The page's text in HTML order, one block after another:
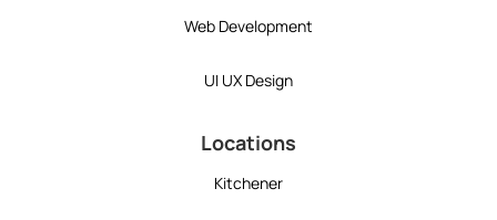
Web Development
UI UX Design
Locations
Kitchener